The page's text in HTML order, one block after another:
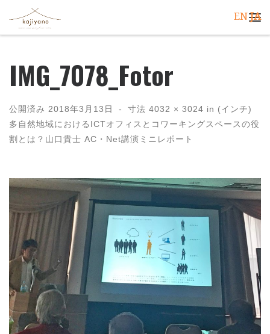
コンテンツへスキップ
IMG_7078_Fotor
公開済み 2018年3月13日 - 寸法 4032 × 3024 in (インチ)
多自然地域におけるICTオフィスとコワーキングスペースの役
割とは？山口貴士 AC・Net講演ミニレポート
画像ナビゲーション
EN JA